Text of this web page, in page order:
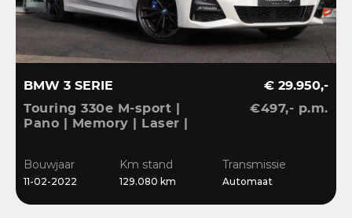
BMW 3 SERIE
Touring 330e M-sport |
Pano | Memory | Laser |
Bliss | Ambient | Pearl
White
€ 29.950,-
€497,- p.m.
Bouwjaar
11-02-2022
Km stand
129.080 km
Transmissie
Automaat